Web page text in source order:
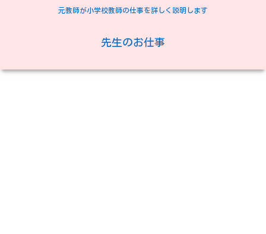
元教師が小学校教師の仕事を詳しく説明します
先生のお仕事